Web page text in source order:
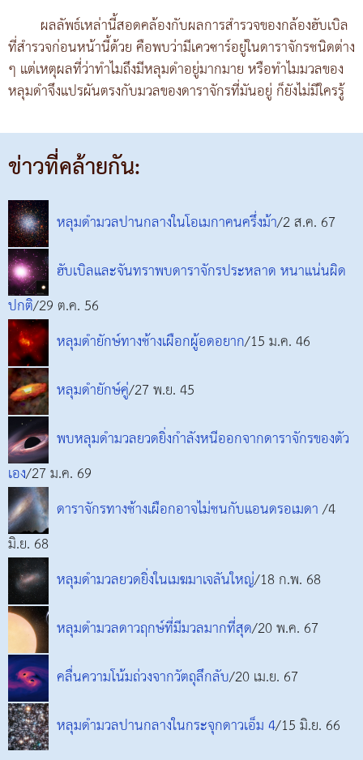
ผลลัพธ์เหล่านี้สอดคล้องกับผลการสำรวจของกล้องฮับเบิล
ที่สำรวจก่อนหน้านี้ด้วย คือพบว่ามีเควซาร์อยู่ในดาราจักรชนิดต่าง
ๆ แต่เหตุผลที่ว่าทำไมถึงมีหลุมดำอยู่มากมาย หรือทำไมมวลของ
หลุมดำจึงแปรผันตรงกับมวลของดาราจักรที่มันอยู่ ก็ยังไม่มีใครรู้
ข่าวที่คล้ายกัน:
หลุมดำมวลปานกลางในโอเมกาคนครึ่งม้า/2 ส.ค. 67
ฮับเบิลและจันทราพบดาราจักรประหลาด หนาแน่นผิด
ปกติ/29 ต.ค. 56
หลุมดำยักษ์ทางช้างเผือกผู้อดอยาก/15 ม.ค. 46
หลุมดำยักษ์คู่/27 พ.ย. 45
พบหลุมดำมวลยวดยิ่งกำลังหนีออกจากดาราจักรของตัว
เอง/27 ม.ค. 69
ดาราจักรทางช้างเผือกอาจไม่ชนกับแอนดรอเมดา/4
มิ.ย. 68
หลุมดำมวลยวดยิ่งในเมฆมาเจลันใหญ่/18 ก.พ. 68
หลุมดำมวลดาวฤกษ์ที่มีมวลมากที่สุด/20 พ.ค. 67
คลื่นความโน้มถ่วงจากวัตถุลึกลับ/20 เม.ย. 67
หลุมดำมวลปานกลางในกระจุกดาวเอ็ม 4/15 มิ.ย. 66